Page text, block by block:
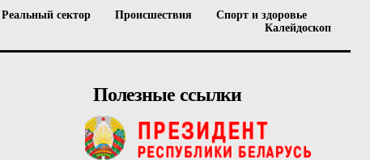
Реальный сектор Происшествия
Спорт и здоровье
Калейдоскоп
Полезные ссылки